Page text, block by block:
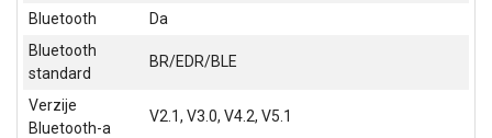
Bluetooth
Da
Bluetooth
standard
BR/EDR/BLE
Verzije
Bluetooth-a
V2.1, V3.0, V4.2, V5.1